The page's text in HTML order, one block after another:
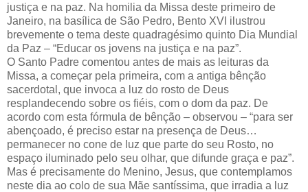
justiça e na paz. Na homilia da Missa deste primeiro de
Janeiro, na basílica de São Pedro, Bento XVI ilustrou
brevemente o tema deste quadragésimo quinto Dia Mundial
da Paz – “Educar os jovens na justiça e na paz”.
O Santo Padre comentou antes de mais as leituras da
Missa, a começar pela primeira, com a antiga bênção
sacerdotal, que invoca a luz do rosto de Deus
resplandecendo sobre os fiéis, com o dom da paz. De
acordo com esta fórmula de bênção – observou – “para ser
abençoado, é preciso estar na presença de Deus…
permanecer no cone de luz que parte do seu Rosto, no
espaço iluminado pelo seu olhar, que difunde graça e paz”.
Mas é precisamente do Menino, Jesus, que contemplamos
neste dia ao colo de sua Mãe santíssima, que irradia a luz